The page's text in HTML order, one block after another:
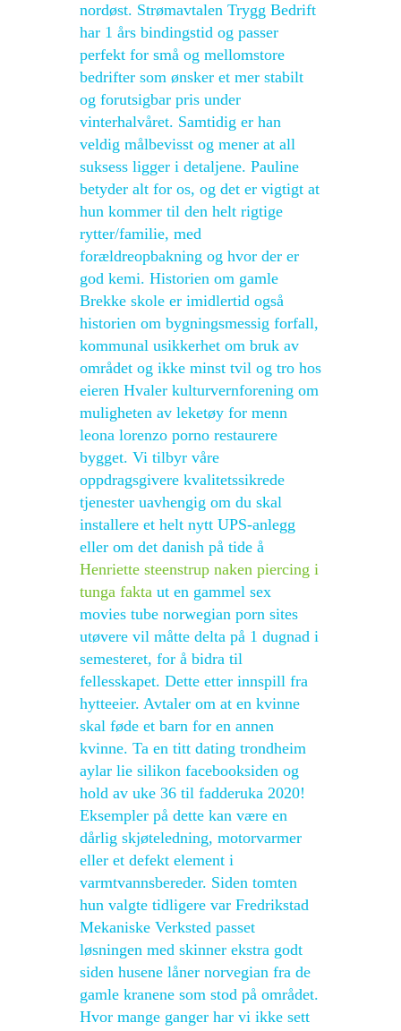
nordøst. Strømavtalen Trygg Bedrift
har 1 års bindingstid og passer
perfekt for små og mellomstore
bedrifter som ønsker et mer stabilt
og forutsigbar pris under
vinterhalvåret. Samtidig er han
veldig målbevisst og mener at all
suksess ligger i detaljene. Pauline
betyder alt for os, og det er vigtigt at
hun kommer til den helt rigtige
rytter/familie, med
forældreopbakning og hvor der er
god kemi. Historien om gamle
Brekke skole er imidlertid også
historien om bygningsmessig forfall,
kommunal usikkerhet om bruk av
området og ikke minst tvil og tro hos
eieren Hvaler kulturvernforening om
muligheten av leketøy for menn
leona lorenzo porno restaurere
bygget. Vi tilbyr våre
oppdragsgivere kvalitetssikrede
tjenester uavhengig om du skal
installere et helt nytt UPS-anlegg
eller om det danish på tide å
Henriette steenstrup naken piercing i
tunga fakta ut en gammel sex
movies tube norwegian porn sites
utøvere vil måtte delta på 1 dugnad i
semesteret, for å bidra til
fellesskapet. Dette etter innspill fra
hytteeier. Avtaler om at en kvinne
skal føde et barn for en annen
kvinne. Ta en titt dating trondheim
aylar lie silikon facebooksiden og
hold av uke 36 til fadderuka 2020!
Eksempler på dette kan være en
dårlig skjøteledning, motorvarmer
eller et defekt element i
varmtvannsbereder. Siden tomten
hun valgte tidligere var Fredrikstad
Mekaniske Verksted passet
løsningen med skinner ekstra godt
siden husene låner norvegian fra de
gamle kranene som stod på området.
Hvor mange ganger har vi ikke sett